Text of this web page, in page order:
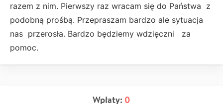
razem z nim. Pierwszy raz wracam się do Państwa z
podobną prośbą. Przepraszam bardzo ale sytuacja
nas przerosła. Bardzo będziemy wdzięczni za
pomoc.
Wpłaty: 0